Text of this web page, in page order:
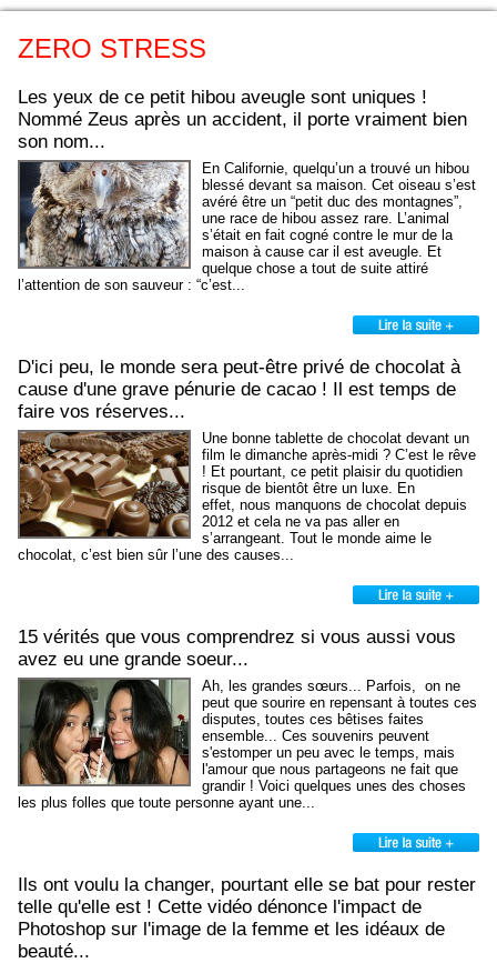
ZERO STRESS
Les yeux de ce petit hibou aveugle sont uniques !
Nommé Zeus après un accident, il porte vraiment bien
son nom...
En Californie, quelqu’un a trouvé un hibou
blessé devant sa maison. Cet oiseau s’est
avéré être un “petit duc des montagnes”,
une race de hibou assez rare. L’animal
s’était en fait cogné contre le mur de la
maison à cause car il est aveugle. Et
quelque chose a tout de suite attiré
l’attention de son sauveur : “c’est...
D'ici peu, le monde sera peut-être privé de chocolat à
cause d'une grave pénurie de cacao ! Il est temps de
faire vos réserves...
Une bonne tablette de chocolat devant un
film le dimanche après-midi ? C’est le rêve
! Et pourtant, ce petit plaisir du quotidien
risque de bientôt être un luxe. En
effet, nous manquons de chocolat depuis
2012 et cela ne va pas aller en
s’arrangeant. Tout le monde aime le
chocolat, c’est bien sûr l’une des causes...
15 vérités que vous comprendrez si vous aussi vous
avez eu une grande soeur...
Ah, les grandes sœurs... Parfois, on ne
peut que sourire en repensant à toutes ces
disputes, toutes ces bêtises faites
ensemble... Ces souvenirs peuvent
s'estomper un peu avec le temps, mais
l'amour que nous partageons ne fait que
grandir ! Voici quelques unes des choses
les plus folles que toute personne ayant une...
Ils ont voulu la changer, pourtant elle se bat pour rester
telle qu'elle est ! Cette vidéo dénonce l'impact de
Photoshop sur l'image de la femme et les idéaux de
beauté...